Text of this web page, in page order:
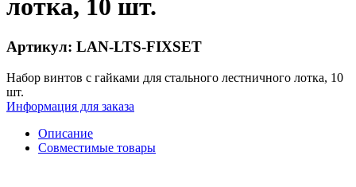
лотка, 10 шт.
Артикул: LAN-LTS-FIXSET
Набор винтов с гайками для стального лестничного лотка, 10
шт.
Информация для заказа
Описание
Совместимые товары